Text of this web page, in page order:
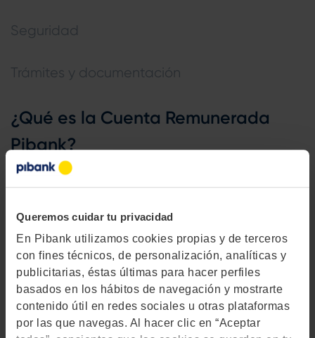
Queremos cuidar tu privacidad
En Pibank utilizamos cookies propias y de terceros
con fines técnicos, de personalización, analíticas y
publicitarias, éstas últimas para hacer perfiles
basados en los hábitos de navegación y mostrarte
contenido útil en redes sociales u otras plataformas
por las que navegas. Al hacer clic en “Aceptar
Seguridad
Trámites y documentación
¿Qué es la Cuenta Remunerada
Pibank?
LaCuenta Remunerada Pibank
comisiones que hará crecer tus ahorros. Puedes realizar
los ingresos que desees por transferencia y, lo más
importante, siempre tendrás tu dinero disponible. La
Cuenta Remunerada Pibankse contrata junto al servicio
de banca electrónica.